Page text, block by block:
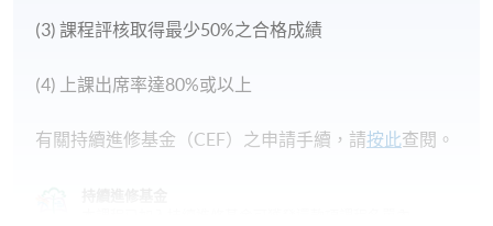
(3) 課程評核取得最少50%之合格成績
(4) 上課出席率達80%或以上
有關持續進修基金（CEF）之申請手續，請按此查閱。